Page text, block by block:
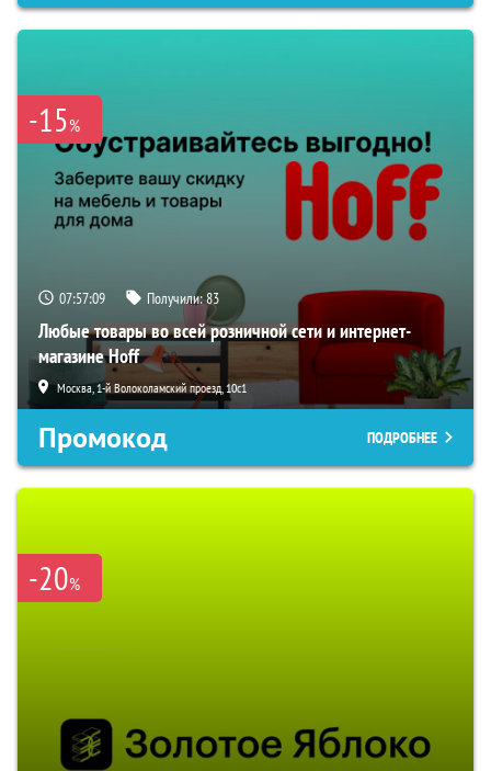
-15%
07:57:08 Получили:83
Любые товары во всей розничной сети и интернет-
магазине Hoff
Москва, 1-й Волоколамский проезд, 10с1
Промокод ПОДРОБНЕЕ
-20%